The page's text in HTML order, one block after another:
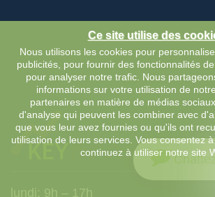
lundi: 9h – 17h
Ce site utilise des
Nous utilisons les cookies pour
publicités, pour fournir des fonctionnalités
pour analyser notre trafic. Nous
informations sur votre utilisation de
partenaires en matière de médias
d'analyse qui peuvent les combiner avec
que vous leur avez fournies ou qu'ils ont
utilisation de leurs services. Vous consentez
continuez à utiliser notre site